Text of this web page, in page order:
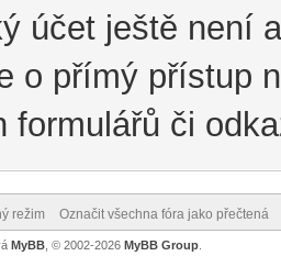
účet ještě není
o přímý přístup
formulářů či
režim Označit všechna fóra jako přečtená
MyBB , © 2002-2026 MyBB Group